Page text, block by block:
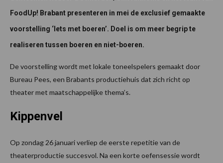
FoodUp! Brabant presenteren in mei de exclusief gemaakte
voorstelling ‘Iets met boeren’. Doel is om meer begrip te
realiseren tussen boeren en niet-boeren.
De voorstelling wordt met lokale toneelspelers gemaakt door
Bureau Pees, een Brabants productiehuis dat zich richt op
theater met maatschappelijke thema’s.
Kippenvel
Op zondag 26 januari verliep de eerste repetitie van de
theaterproductie succesvol. Na een korte oefensessie wordt